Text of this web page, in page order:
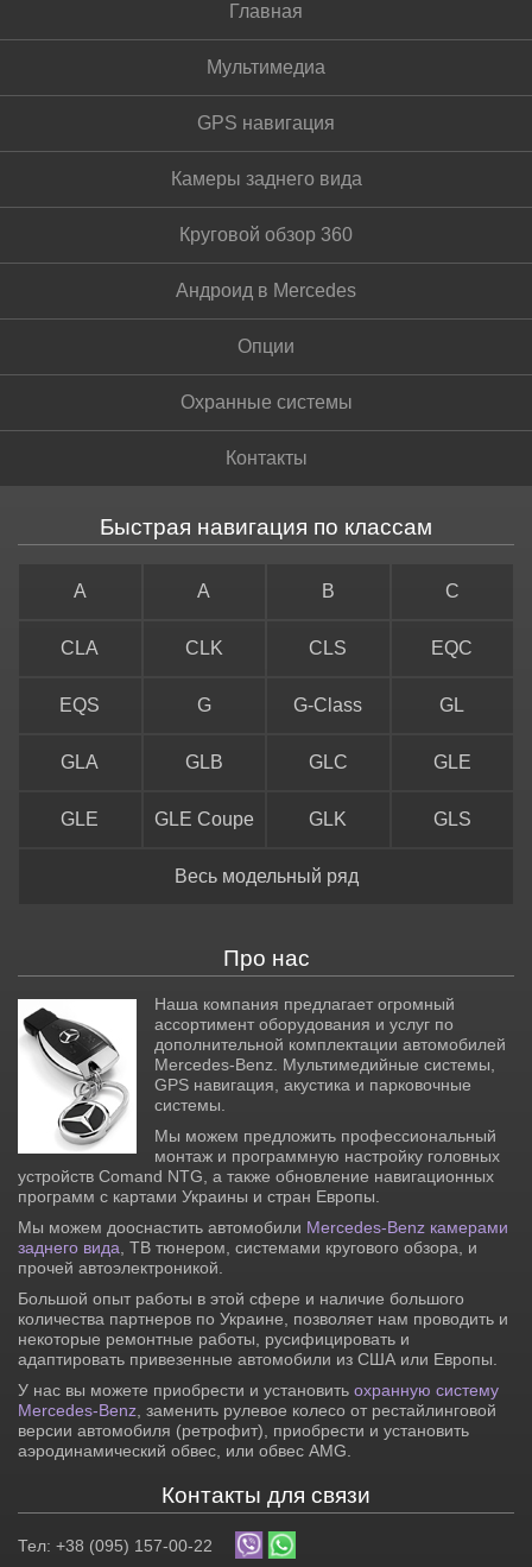
Главная
Мультимедиа
GPS навигация
Камеры заднего вида
Круговой обзор 360
Андроид в Mercedes
Опции
Охранные системы
Контакты
Быстрая навигация по классам
A A B C
CLA CLK CLS EQC
EQS G G-Class GL
GLA GLB GLC GLE
GLE GLE Coupe GLK GLS
Весь модельный ряд
Про нас
Наша компания предлагает огромный
ассортимент оборудования и услуг по
дополнительной комплектации автомобилей
Mercedes-Benz. Мультимедийные системы,
GPS навигация, акустика и парковочные
системы.
Мы можем предложить профессиональный
монтаж и программную настройку головных
устройств Comand NTG, а также обновление навигационных
программ с картами Украины и стран Европы.
Мы можем дооснастить автомобили Mercedes-Benz камерами
заднего вида , ТВ тюнером, системами кругового обзора, и
прочей автоэлектроникой.
Большой опыт работы в этой сфере и наличие большого
количества партнеров по Украине, позволяет нам проводить и
некоторые ремонтные работы, русифицировать и
адаптировать привезенные автомобили из США или Европы.
У нас вы можете приобрести и установить охранную систему
Mercedes-Benz , заменить рулевое колесо от рестайлинговой
версии автомобиля (ретрофит), приобрести и установить
аэродинамический обвес, или обвес AMG.
Контакты для связи
Тел: +38 (095) 157-00-22